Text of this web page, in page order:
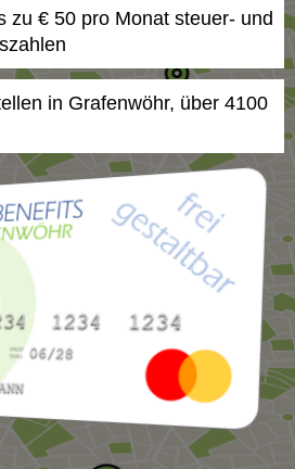
zu € 50 pro Monat steuer- und
in Grafenwöhr, über 4100